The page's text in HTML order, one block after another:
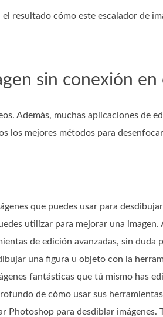
resultado cómo este escalador de
sin conexión
Además, muchas aplicaciones de
los mejores métodos para
que puedes usar para
utilizar para mejorar una imagen.
de edición avanzadas, sin duda
una figura u objeto con la
fantásticas que tú mismo has
de cómo usar sus
Photoshop para desdiblar imágenes.